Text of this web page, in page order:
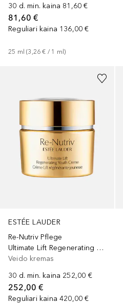
30 d. min. kaina 81,60 €
81,60 €
Reguliari kaina 136,00 €
25 ml (3,26 € / 1 ml)
ESTÉE LAUDER
Re-Nutriv Pflege
Ultimate Lift Regenerating Youth Creme
Veido kremas
30 d. min. kaina 252,00 €
252,00 €
Reguliari kaina 420,00 €